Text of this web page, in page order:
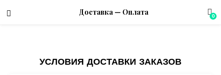
Доставка — Оплата 0
УСЛОВИЯ ДОСТАВКИ ЗАКАЗОВ